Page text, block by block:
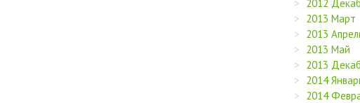
2012
2013 Март
2013
2013 Май
2013
2014
2014